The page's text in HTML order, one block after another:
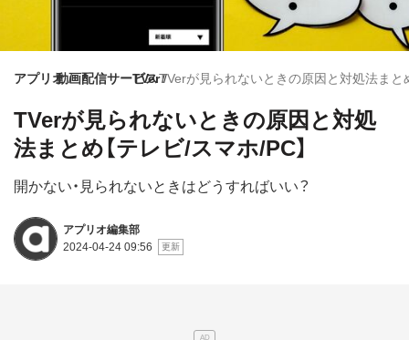
アプリオ動画配信サービス
TVerTVerが見られないときの原因と対処法まと
TVerが見られないときの原因と対処
法まとめ【テレビ/スマホ/PC】
開かない・見られないときはどうすればいい？
アプリオ編集部
2024-04-24 09:56